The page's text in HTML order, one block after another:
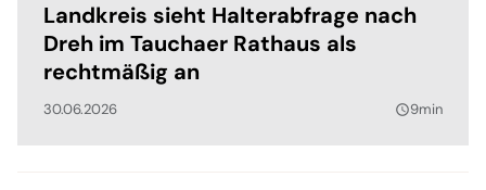
Landkreis sieht Halterabfrage nach
Dreh im Tauchaer Rathaus als
rechtmäßig an
30.06.2026 query_builder9min